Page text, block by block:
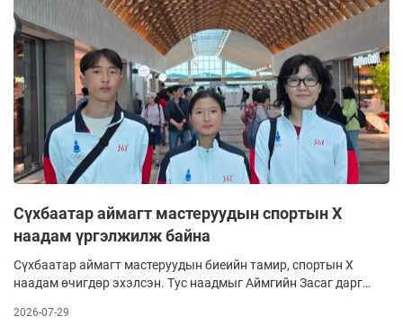
Сүхбаатар аймагт мастеруудын спортын X
наадам үргэлжилж байна
Сүхбаатар аймагт мастеруудын биеийн тамир, спортын X
наадам өчигдөр эхэлсэн. Тус наадмыг Аймгийн Засаг дарга
холбооны ерөнхийлөгчийн баталсан удирдамжийн дагуу
2026-07-29